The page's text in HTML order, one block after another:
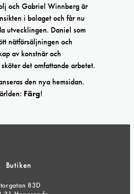
och Gabriel Winnberg är
i bolaget och får nu
utvecklingen. Daniel som
nätförsäljningen och
av konstnär och
det omfattande arbetet.
den nya hemsidan.
Färg!
Butiken
83D